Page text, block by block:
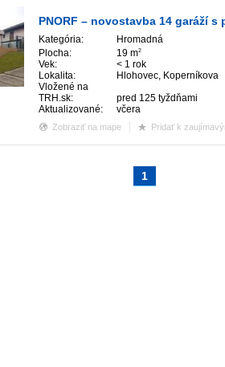
Kategória:
Hromadná
Plocha:
19 m2
Vek:
< 1 rok
Lokalita:
Hlohovec, Koperníkova
Vložené na
TRH.sk:
pred 125 tyždňami
Aktualizované:
včera
Zobraziť na mape Pridať k
1